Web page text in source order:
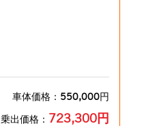
車体価格： 550,000円
乗出価格： 723,300円